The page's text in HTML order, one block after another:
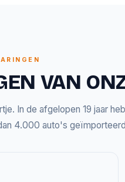
VAN
In de afgelopen 19 jaar
4.000 auto's